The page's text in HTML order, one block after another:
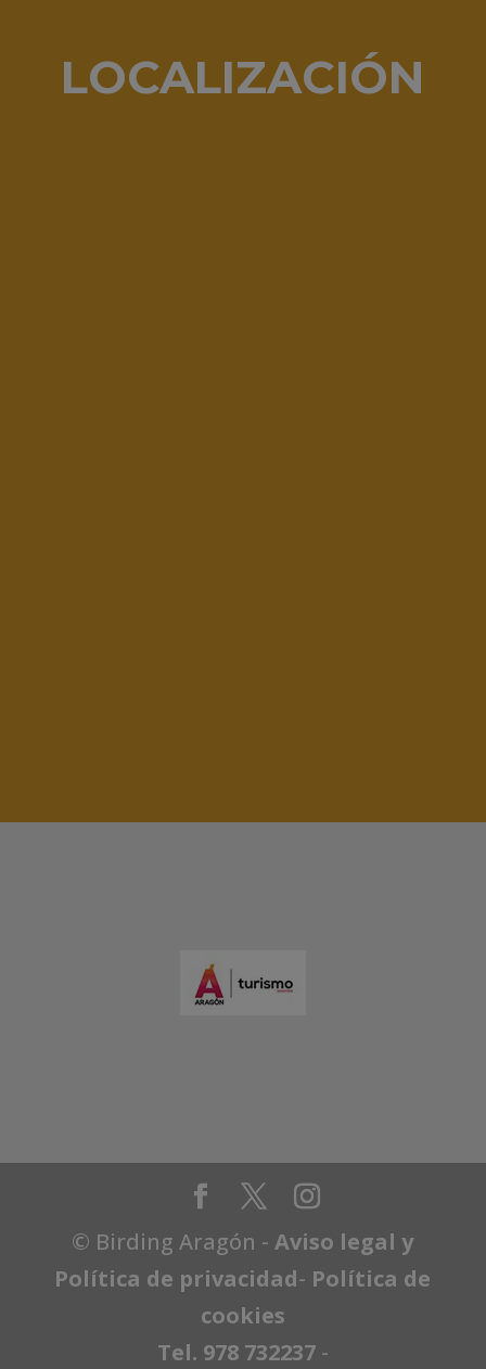
LOCALIZACIÓN
© Birding Aragón -Aviso legal y
Política de privacidad- Política de
cookies
Tel. 978 732237 -